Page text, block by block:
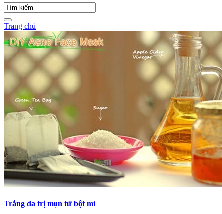
Trang chủ
Trắng da trị mụn từ bột mì